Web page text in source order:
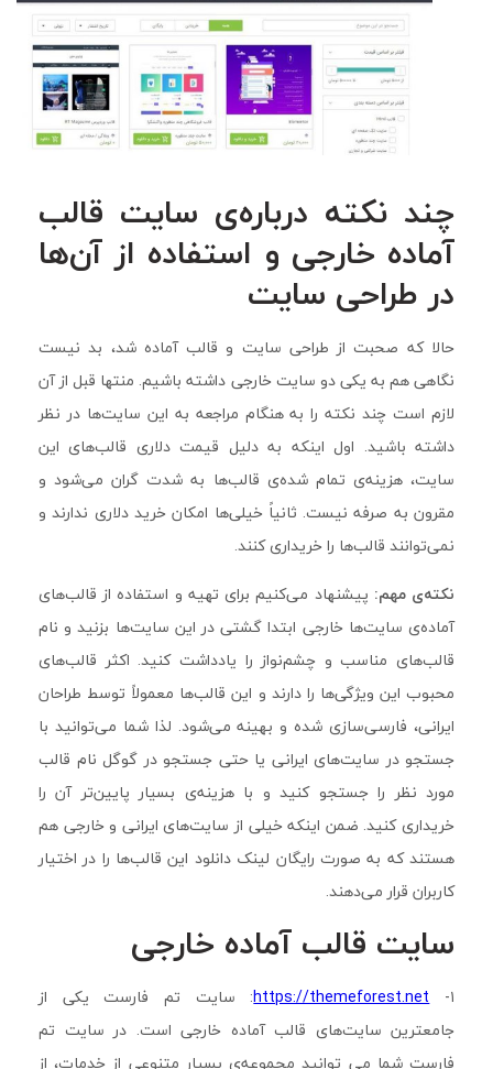
چند نکته درباره‌ی سایت قالب
آماده خارجی و استفاده از آن‌ها
در طراحی سایت
حالا که صحبت از طراحی سایت و قالب آماده شد، بد نیست
نگاهی هم به یکی دو سایت خارجی داشته باشیم. منتها قبل از آن
لازم است چند نکته را به هنگام مراجعه به این سایت‌ها در نظر
داشته باشید. اول اینکه به دلیل قیمت دلاری قالب‌های این
سایت، هزینه‌ی تمام شده‌ی قالب‌ها به شدت گران می‌شود و
مقرون به صرفه نیست. ثانیاً خیلی‌ها امکان خرید دلاری ندارند و
نمی‌توانند قالب‌ها را خریداری کنند.
نکته‌ی مهم: پیشنهاد می‌کنیم برای تهیه و استفاده از قالب‌های
آماده‌ی سایت‌ها خارجی ابتدا گشتی در این سایت‌ها بزنید و نام
قالب‌های مناسب و چشم‌نواز را یادداشت کنید. اکثر قالب‌های
محبوب این ویژگی‌ها را دارند و این قالب‌ها معمولاً توسط طراحان
ایرانی، فارسی‌سازی شده و بهینه می‌شود. لذا شما می‌توانید با
جستجو در سایت‌های ایرانی یا حتی جستجو در گوگل نام قالب
مورد نظر را جستجو کنید و با هزینه‌ی بسیار پایین‌تر آن را
خریداری کنید. ضمن اینکه خیلی از سایت‌های ایرانی و خارجی هم
هستند که به صورت رایگان لینک دانلود این قالب‌ها را در اختیار
کاربران قرار می‌دهند.
سایت قالب آماده خارجی
۱- https://themeforest.net: سایت تم فارست یکی از
جامعترین سایت‌های قالب آماده خارجی است. در سایت تم
فارست شما می توانید مجموعه‌ی بسیار متنوعی از خدمات، از